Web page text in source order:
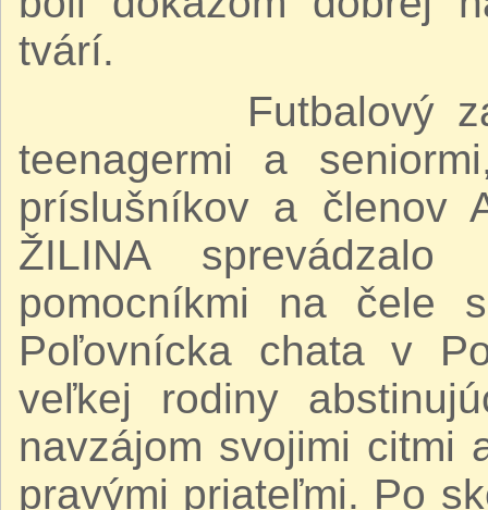
tvárí.
Futbalový zápas
teenagermi a
príslušníkov a členov
ŽILINA sprevádzalo
pomocníkmi na čele
Poľovnícka chata v
veľkej rodiny
navzájom svojimi citmi
pravými priateľmi. Po